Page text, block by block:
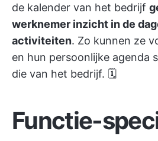
de kalender van het bedrijf
werknemer inzicht in de
activiteiten. Zo kunnen ze
en hun persoonlijke agenda
die van het bedrijf. 🗓️
Functie-